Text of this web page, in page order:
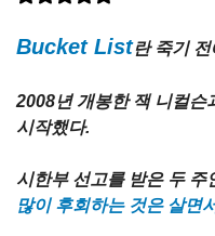
Bucket List란 죽기 전
2008년 개봉한 잭 니컬슨
시작했다.
시한부 선고를 받은 두 주
많이 ​후회하는 것은 살면